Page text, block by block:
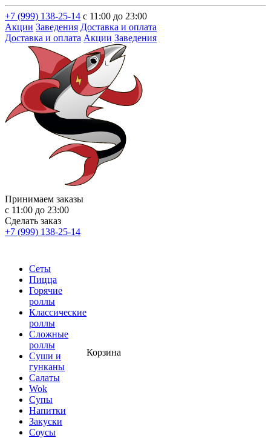
+7 (999) 138-25-14 с 11:00 до 23:00
Акции Заведения Доставка и оплата
Доставка и оплата Акции Заведения
Принимаем заказы
с 11:00 до 23:00
Сделать заказ
+7 (999) 138-25-14
Сеты
Пицца
Горячие
роллы
Классические
роллы
Сложные
роллы
Суши и
гунканы
Cалаты
Wok
Супы
Напитки
Закуски
Соусы
Корзина